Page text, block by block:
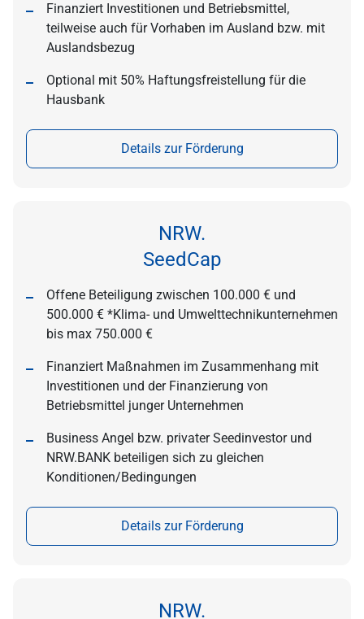
Finanziert Investitionen und Betriebsmittel,
teilweise auch für Vorhaben im Ausland bzw. mit
Auslandsbezug
Optional mit 50% Haftungsfreistellung für die
Hausbank
Details zur Förderung
NRW.
SeedCap
Offene Beteiligung zwischen 100.000 € und
500.000 € *Klima- und Umwelttechnikunternehmen
bis max 750.000 €
Finanziert Maßnahmen im Zusammenhang mit
Investitionen und der Finanzierung von
Betriebsmittel junger Unternehmen
Business Angel bzw. privater Seedinvestor und
NRW.BANK beteiligen sich zu gleichen
Konditionen/Bedingungen
Details zur Förderung
NRW.